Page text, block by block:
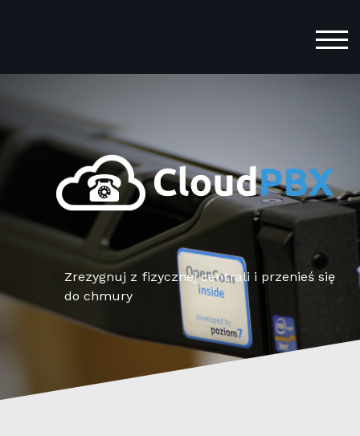
Zrezygnuj z fizycznej centrali i przenieś się
do chmury